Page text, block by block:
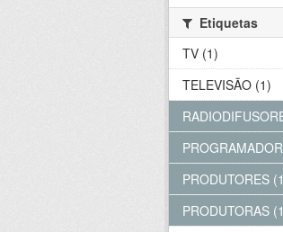
Etiquetas
TV (1)
TELEVISÃO (1)
PRODUTORES
PRODUTORAS